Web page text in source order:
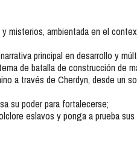
misterios, ambientada en el
principal en desarrollo y
de batalla de construcción de
a través de Cherdyn, desde un
su poder para fortalecerse;
eslavos y ponga a prueba